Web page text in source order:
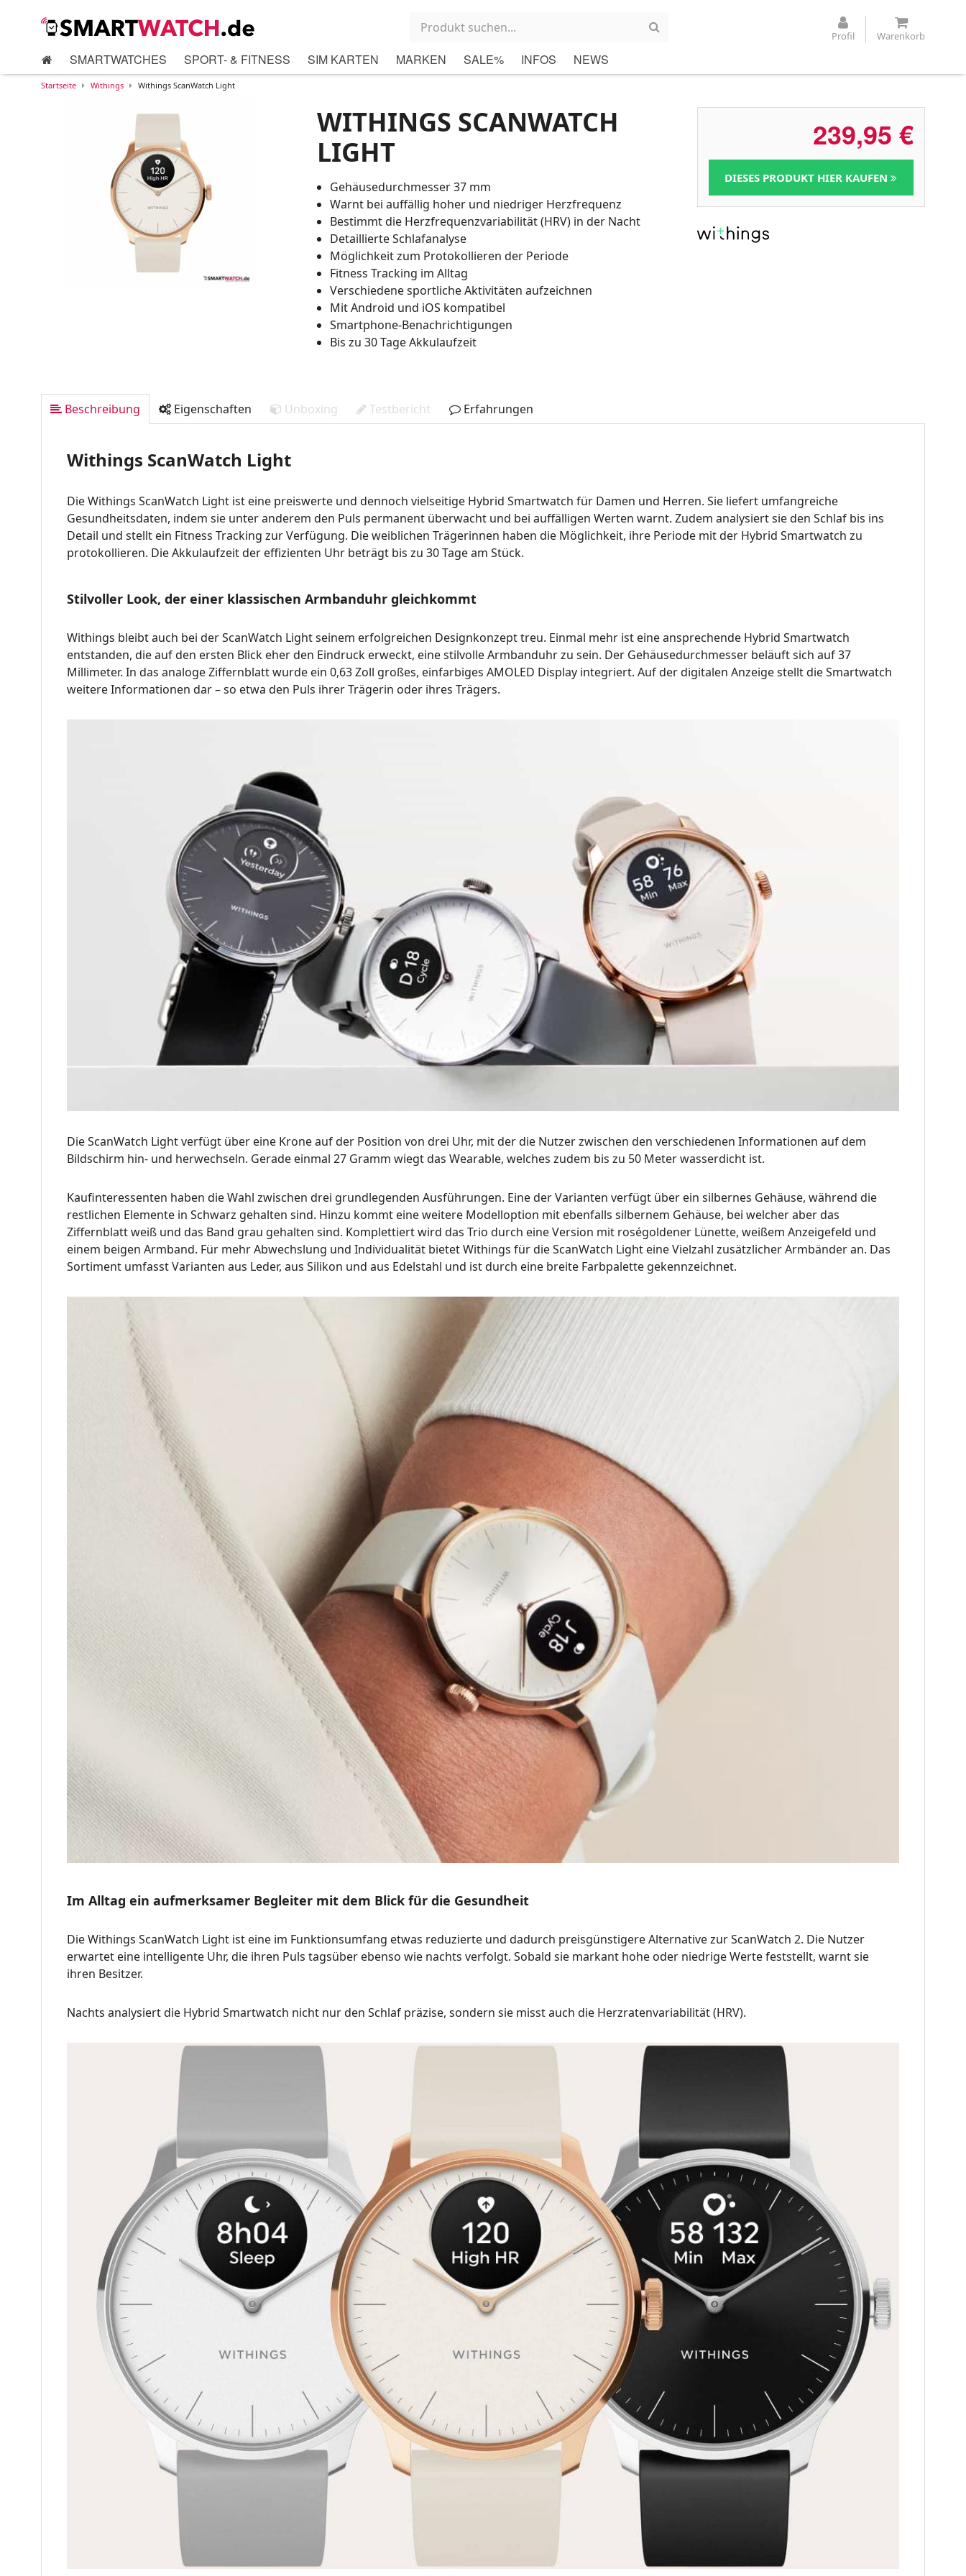
Profil Warenkorb
SMARTWATCHES SPORT- & FITNESS SIM KARTEN MARKEN SALE% INFOS NEWS
Startseite Withings Withings ScanWatch Light
WITHINGS SCANWATCH
LIGHT
Gehäusedurchmesser 37 mm
Warnt bei auffällig hoher und niedriger Herzfrequenz
Bestimmt die Herzfrequenzvariabilität (HRV) in der Nacht
Detaillierte Schlafanalyse
Möglichkeit zum Protokollieren der Periode
Fitness Tracking im Alltag
Verschiedene sportliche Aktivitäten aufzeichnen
Mit Android und iOS kompatibel
Smartphone-Benachrichtigungen
Bis zu 30 Tage Akkulaufzeit
239,95 €
DIESES PRODUKT HIER KAUFEN
Beschreibung Eigenschaften Unboxing Testbericht Erfahrungen
Withings ScanWatch Light
Die Withings ScanWatch Light ist eine preiswerte und dennoch vielseitige Hybrid Smartwatch für Damen und Herren. Sie liefert umfangreiche
Gesundheitsdaten, indem sie unter anderem den Puls permanent überwacht und bei auffälligen Werten warnt. Zudem analysiert sie den Schlaf bis ins
Detail und stellt ein Fitness Tracking zur Verfügung. Die weiblichen Trägerinnen haben die Möglichkeit, ihre Periode mit der Hybrid Smartwatch zu
protokollieren. Die Akkulaufzeit der effizienten Uhr beträgt bis zu 30 Tage am Stück.
Stilvoller Look, der einer klassischen Armbanduhr gleichkommt
Withings bleibt auch bei der ScanWatch Light seinem erfolgreichen Designkonzept treu. Einmal mehr ist eine ansprechende Hybrid Smartwatch
entstanden, die auf den ersten Blick eher den Eindruck erweckt, eine stilvolle Armbanduhr zu sein. Der Gehäusedurchmesser beläuft sich auf 37
Millimeter. In das analoge Ziffernblatt wurde ein 0,63 Zoll großes, einfarbiges AMOLED Display integriert. Auf der digitalen Anzeige stellt die Smartwatch
weitere Informationen dar – so etwa den Puls ihrer Trägerin oder ihres Trägers.
Die ScanWatch Light verfügt über eine Krone auf der Position von drei Uhr, mit der die Nutzer zwischen den verschiedenen Informationen auf dem
Bildschirm hin- und herwechseln. Gerade einmal 27 Gramm wiegt das Wearable, welches zudem bis zu 50 Meter wasserdicht ist.
Kaufinteressenten haben die Wahl zwischen drei grundlegenden Ausführungen. Eine der Varianten verfügt über ein silbernes Gehäuse, während die
restlichen Elemente in Schwarz gehalten sind. Hinzu kommt eine weitere Modelloption mit ebenfalls silbernem Gehäuse, bei welcher aber das
Ziffernblatt weiß und das Band grau gehalten sind. Komplettiert wird das Trio durch eine Version mit roségoldener Lünette, weißem Anzeigefeld und
einem beigen Armband. Für mehr Abwechslung und Individualität bietet Withings für die ScanWatch Light eine Vielzahl zusätzlicher Armbänder an. Das
Sortiment umfasst Varianten aus Leder, aus Silikon und aus Edelstahl und ist durch eine breite Farbpalette gekennzeichnet.
Im Alltag ein aufmerksamer Begleiter mit dem Blick für die Gesundheit
Die Withings ScanWatch Light ist eine im Funktionsumfang etwas reduzierte und dadurch preisgünstigere Alternative zur ScanWatch 2. Die Nutzer
erwartet eine intelligente Uhr, die ihren Puls tagsüber ebenso wie nachts verfolgt. Sobald sie markant hohe oder niedrige Werte feststellt, warnt sie
ihren Besitzer.
Nachts analysiert die Hybrid Smartwatch nicht nur den Schlaf präzise, sondern sie misst auch die Herzratenvariabilität (HRV).